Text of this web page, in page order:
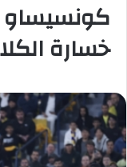
كونسيساو
خسارة